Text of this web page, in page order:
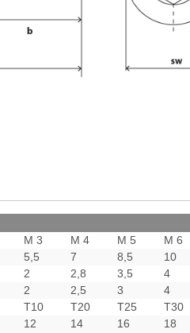
M 3 M 4 M 5 M 6
5,5 7 8,5 10
2 2,8 3,5 4
2 2,5 3 4
T10 T20 T25 T30
12 14 16 18